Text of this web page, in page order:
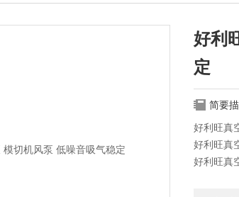
好利
定
简要描
好利旺真
好利旺真
好利旺真